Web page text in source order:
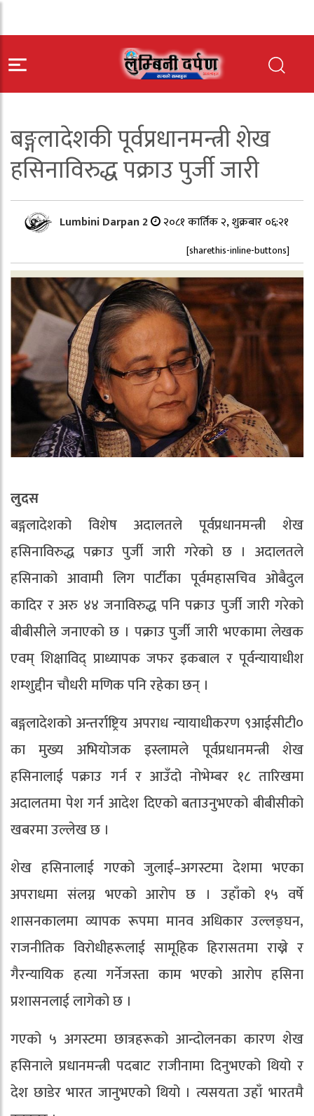
बङ्गलादेशकी पूर्वप्रधानमन्त्री शेख
हसिनाविरुद्ध पक्राउ पुर्जी जारी
Lumbini Darpan 2 २०८१ कार्तिक २, शुक्रबार ०६:२१
[sharethis-inline-buttons]
लुदस
बङ्गलादेशको विशेष अदालतले पूर्वप्रधानमन्त्री शेख
हसिनाविरुद्ध पक्राउ पुर्जी जारी गरेको छ । अदालतले
हसिनाको आवामी लिग पार्टीका पूर्वमहासचिव ओबैदुल
कादिर र अरु ४४ जनाविरुद्ध पनि पक्राउ पुर्जी जारी गरेको
बीबीसीले जनाएको छ । पक्राउ पुर्जी जारी भएकामा लेखक
एवम् शिक्षाविद् प्राध्यापक जफर इकबाल र पूर्वन्यायाधीश
शम्शुद्दीन चौधरी मणिक पनि रहेका छन् ।
बङ्गलादेशको अन्तर्राष्ट्रिय अपराध न्यायाधीकरण ९आईसीटी०
का मुख्य अभियोजक इस्लामले पूर्वप्रधानमन्त्री शेख
हसिनालाई पक्राउ गर्न र आउँदो नोभेम्बर १८ तारिखमा
अदालतमा पेश गर्न आदेश दिएको बताउनुभएको बीबीसीको
खबरमा उल्लेख छ ।
शेख हसिनालाई गएको जुलाई–अगस्टमा देशमा भएका
अपराधमा संलग्न भएको आरोप छ । उहाँको १५ वर्षे
शासनकालमा व्यापक रूपमा मानव अधिकार उल्लङ्घन,
राजनीतिक विरोधीहरूलाई सामूहिक हिरासतमा राख्ने र
गैरन्यायिक हत्या गर्नेजस्ता काम भएको आरोप हसिना
प्रशासनलाई लागेको छ ।
गएको ५ अगस्टमा छात्रहरूको आन्दोलनका कारण शेख
हसिनाले प्रधानमन्त्री पदबाट राजीनामा दिनुभएको थियो र
देश छाडेर भारत जानुभएको थियो । त्यसयता उहाँ भारतमै